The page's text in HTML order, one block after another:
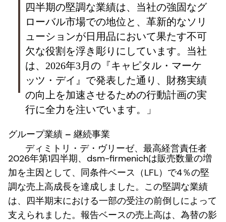
四半期の堅調な業績は、当社の強固なグ
ローバル市場での地位と、革新的なソリ
ューションが日用品において果たす不可
欠な役割を浮き彫りにしています。当社
は、2026年3月の『キャピタル・マーケ
ッツ・デイ』で発表した通り、財務実績
の向上を加速させるための行動計画の実
行に全力を注いでいます。」
ディミトリ・デ・ヴリーゼ、最高経営責任者
グループ業績 – 継続事業
2026年第1四半期、dsm-firmenichは販売数量の増
加を主因として、同条件ベース（LFL）で4％の堅
調な売上高成長を達成しました。この堅調な業績
は、四半期末における一部の受注の前倒しによって
支えられました。報告ベースの売上高は、為替の影